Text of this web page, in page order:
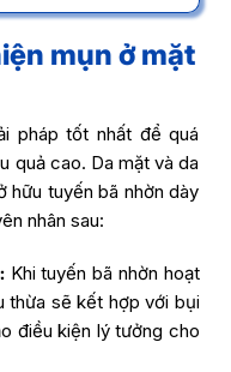
mụn ở mặt
pháp tốt nhất để quá
quả cao. Da mặt và da
hữu tuyến bã nhờn dày
nhân sau:
Khi tuyến bã nhờn hoạt
thừa sẽ kết hợp với bụi
điều kiện lý tưởng cho